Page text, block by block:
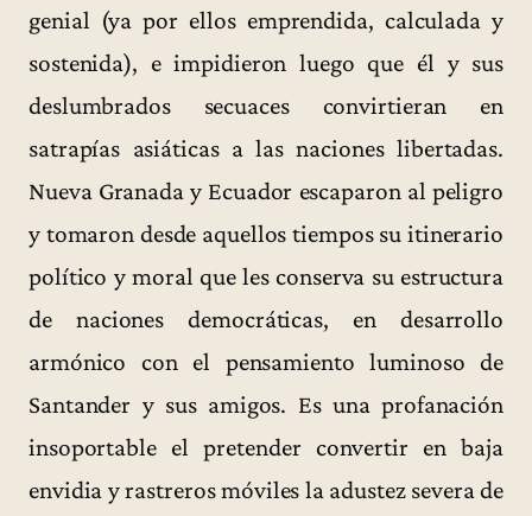
genial (ya por ellos emprendida, calculada y
sostenida), e impidieron luego que él y sus
deslumbrados secuaces convirtieran en
satrapías asiáticas a las naciones libertadas.
Nueva Granada y Ecuador escaparon al peligro
y tomaron desde aquellos tiempos su itinerario
político y moral que les conserva su estructura
de naciones democráticas, en desarrollo
armónico con el pensamiento luminoso de
Santander y sus amigos. Es una profanación
insoportable el pretender convertir en baja
envidia y rastreros móviles la adustez severa de